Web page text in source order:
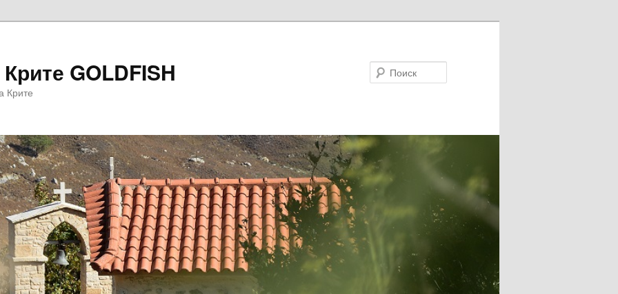
GOLDFISH
Крите